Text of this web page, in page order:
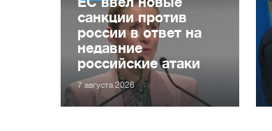
санкции против
россии в ответ на
недавние
российские атаки
7 августа 2026